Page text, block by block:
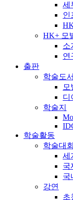
세
인
HK+ 모
소
연
출판
학술도서
디
학술지
학술활동
학술대회
세
국
국
강연
초